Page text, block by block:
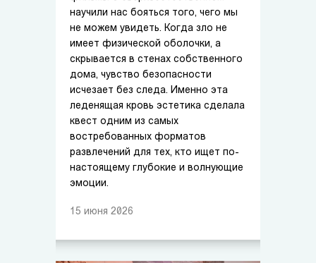
научили нас бояться того, чего мы
не можем увидеть. Когда зло не
имеет физической оболочки, а
скрывается в стенах собственного
дома, чувство безопасности
исчезает без следа. Именно эта
леденящая кровь эстетика сделала
квест одним из самых
востребованных форматов
развлечений для тех, кто ищет по-
настоящему глубокие и волнующие
эмоции.
15 июня 2026